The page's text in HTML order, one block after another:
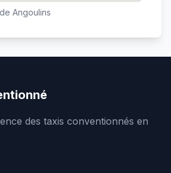
Angoulins
des taxis conventionnés en